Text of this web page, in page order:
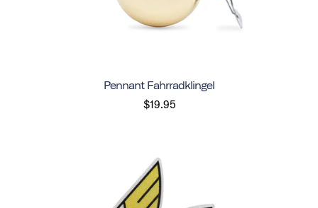
Pennant Fahrradklingel
$19.95